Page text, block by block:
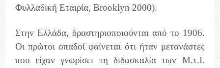
Φυλλαδική Εταιρία, Brooklyn 2000).
Στην Ελλάδα, δραστηριοποιούνται από το 1906.
Οι πρώτοι οπαδοί φαίνεται ότι ήταν μετανάστες
που είχαν γνωρίσει τη διδασκαλία των Μ.τ.Ι.